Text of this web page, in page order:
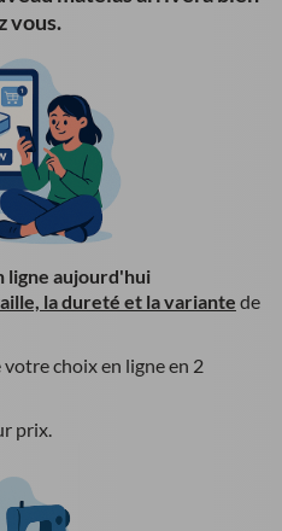
vous.
ligne aujourd'hui
la dureté et la variante de
choix en ligne en 2
prix.